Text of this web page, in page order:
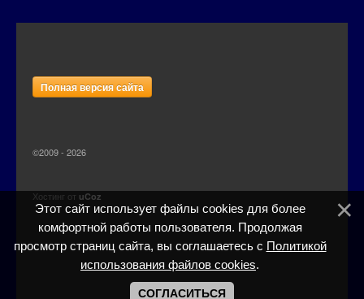
Полная версия сайта
©2009 - 2026
Хостинг от uCoz
Этот сайт использует файлы cookies для более
комфортной работы пользователя. Продолжая
просмотр страниц сайта, вы соглашаетесь с Политикой
использования файлов cookies.
СОГЛАСИТЬСЯ